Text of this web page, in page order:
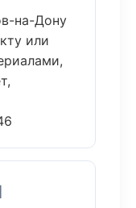
на-Дону
или